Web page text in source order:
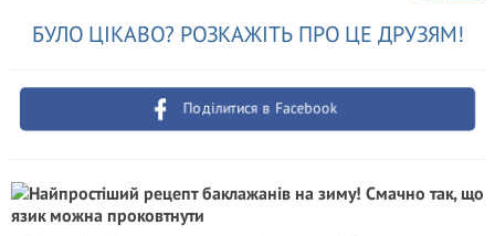
БУЛО ЦІКАВО? РОЗКАЖІТЬ ПРО ЦЕ ДРУЗЯМ!
Поділитися в Facebook